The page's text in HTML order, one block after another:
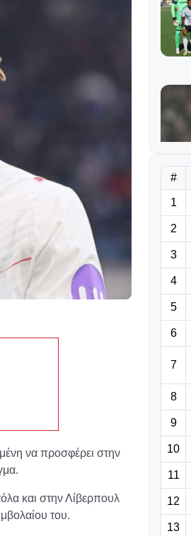
να προσφέρει στην
και στην Λίβερπουλ
του.
#
1
2
3
4
5
6
7
8
9
10
11
12
13